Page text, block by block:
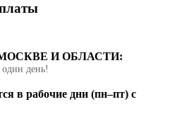
И ОБЛАСТИ:
один день!
в рабочие дни (пн–пт) с